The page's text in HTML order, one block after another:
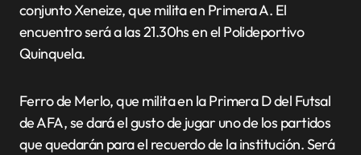
conjunto Xeneize, que milita en Primera A. El
encuentro será a las 21.30hs en el Polideportivo
Quinquela.
Ferro de Merlo, que milita en la Primera D del Futsal
de AFA, se dará el gusto de jugar uno de los partidos
que quedarán para el recuerdo de la institución. Será